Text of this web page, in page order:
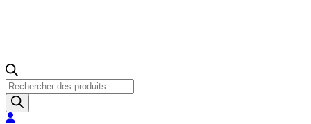
Recherche
de
produits